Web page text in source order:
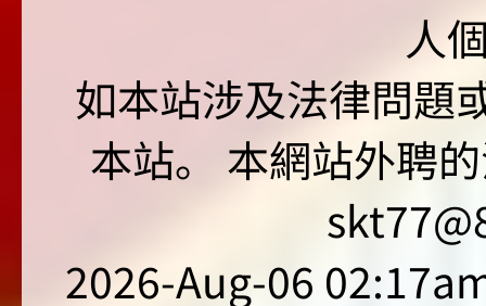
人
如本站涉及法律問題
本站。 本網站外聘
2026-Aug-06